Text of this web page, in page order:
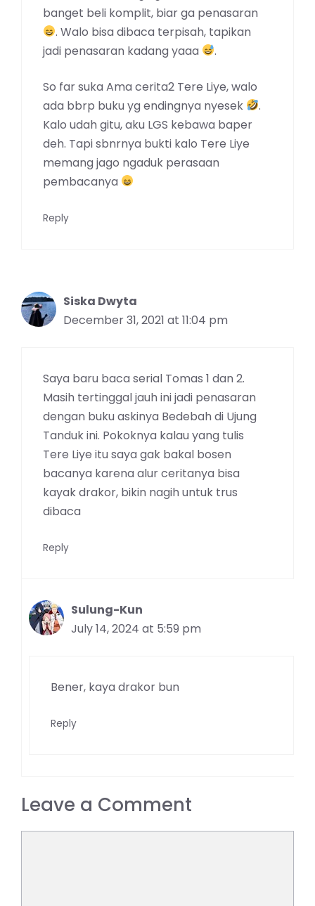
banget beli komplit, biar ga penasaran
. Walo bisa dibaca terpisah, tapikan
jadi penasaran kadang yaaa
.
So far suka Ama cerita2 Tere Liye, walo
ada bbrp buku yg endingnya nyesek
.
Kalo udah gitu, aku LGS kebawa baper
deh. Tapi sbnrnya bukti kalo Tere Liye
memang jago ngaduk perasaan
pembacanya
Reply
Siska Dwyta
December 31, 2021 at 11:04 pm
Saya baru baca serial Tomas 1 dan 2.
Masih tertinggal jauh ini jadi penasaran
dengan buku askinya Bedebah di Ujung
Tanduk ini. Pokoknya kalau yang tulis
Tere Liye itu saya gak bakal bosen
bacanya karena alur ceritanya bisa
kayak drakor, bikin nagih untuk trus
dibaca
Reply
Sulung-Kun
July 14, 2024 at 5:59 pm
Bener, kaya drakor bun
Reply
Leave a Comment